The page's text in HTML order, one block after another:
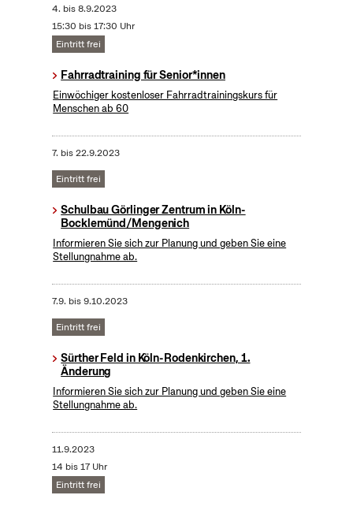
4. bis8.9.2023
15:30 bis 17:30 Uhr
Eintritt frei
Fahrradtraining für Senior*innen
Einwöchiger kostenloser Fahrradtrainingskurs für
Menschen ab 60
7. bis22.9.2023
Eintritt frei
Schulbau Görlinger Zentrum in Köln-
Bocklemünd/Mengenich
Informieren Sie sich zur Planung und geben Sie eine
Stellungnahme ab.
7.9. bis9.10.2023
Eintritt frei
Sürther Feld in Köln-Rodenkirchen, 1.
Änderung
Informieren Sie sich zur Planung und geben Sie eine
Stellungnahme ab.
11.9.2023
14 bis 17 Uhr
Eintritt frei